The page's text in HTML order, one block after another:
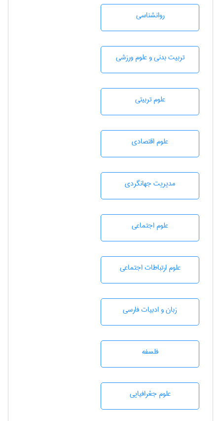
روانشناسی
تربيت بدنی و علوم ورزشی
علوم تربيتی
علوم اقتصادی
مديريت جهانگردی
علوم اجتماعی
علوم ارتباطات اجتماعی
زبان و ادبيات فارسی
فلسفه
علوم جغرافيايی